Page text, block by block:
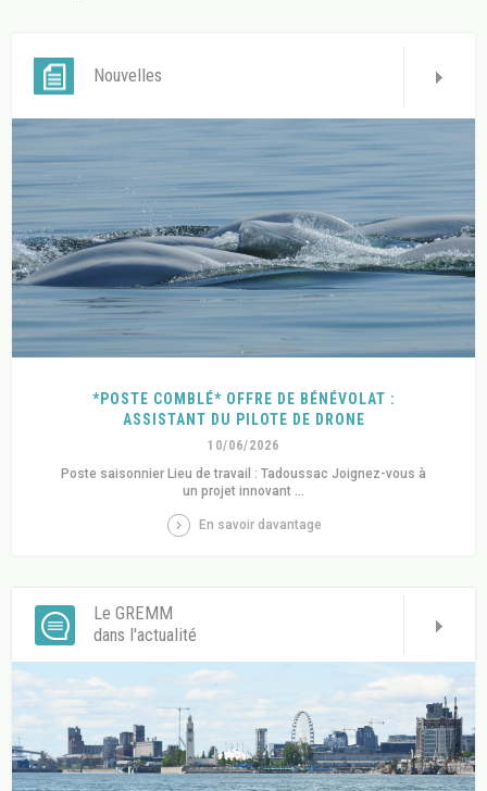
Nouvelles
*POSTE COMBLÉ* OFFRE DE BÉNÉVOLAT :
ASSISTANT DU PILOTE DE DRONE
10/06/2026
Poste saisonnier Lieu de travail : Tadoussac Joignez-vous à
un projet innovant ...
En savoir davantage
Le GREMM
dans l'actualité